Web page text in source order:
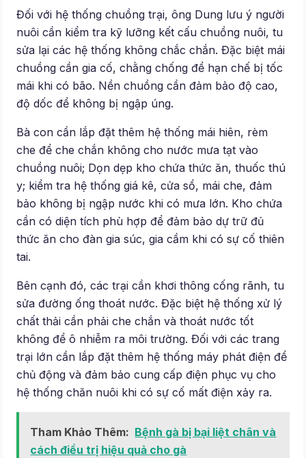
Đối với hệ thống chuồng trại, ông Dung lưu ý người
nuôi cần kiểm tra kỹ lưỡng kết cấu chuồng nuôi, tu
sửa lại các hệ thống không chắc chắn. Ðặc biệt mái
chuồng cần gia cố, chằng chống để hạn chế bị tốc
mái khi có bão. Nền chuồng cần đảm bảo độ cao,
độ dốc để không bị ngập úng.
Bà con cần lắp đặt thêm hệ thống mái hiên, rèm
che để che chắn không cho nước mưa tạt vào
chuồng nuôi; Dọn dẹp kho chứa thức ăn, thuốc thú
y; kiểm tra hệ thống giá kê, cửa sổ, mái che, đảm
bảo không bị ngập nước khi có mưa lớn. Kho chứa
cần có diện tích phù hợp để đảm bảo dự trữ đủ
thức ăn cho đàn gia súc, gia cầm khi có sự cố thiên
tai.
Bên cạnh đó, các trại cần khơi thông cống rãnh, tu
sửa đường ống thoát nước. Ðặc biệt hệ thống xử lý
chất thải cần phải che chắn và thoát nước tốt
không để ô nhiễm ra môi trường. Ðối với các trang
trại lớn cần lắp đặt thêm hệ thống máy phát điện để
chủ động và đảm bảo cung cấp điện phục vụ cho
hệ thống chăn nuôi khi có sự cố mất điện xảy ra.
Tham Khảo Thêm: Bệnh gà bị bại liệt chân và
cách điều trị hiệu quả cho gà